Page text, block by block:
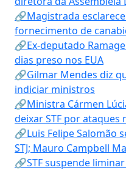
🔗Magistrada
fornecimento de
🔗Ex-deputado
dias preso nos EUA
🔗Gilmar Mendes diz
indiciar ministros
🔗Ministra Cármen
deixar STF por ataques
🔗Luis Felipe Salomão
STJ; Mauro Campbell
🔗STF suspende